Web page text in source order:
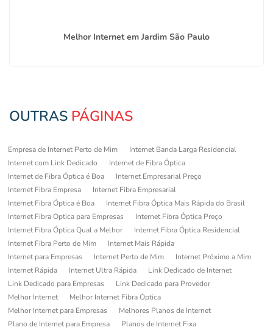
Melhor Internet em Jardim São Paulo
OUTRAS PÁGINAS
Empresa de Internet Perto de Mim
Internet Banda Larga Residencial
Internet com Link Dedicado
Internet de Fibra Óptica
Internet de Fibra Óptica é Boa
Internet Empresarial Preço
Internet Fibra Empresa
Internet Fibra Empresarial
Internet Fibra Óptica é Boa
Internet Fibra Óptica Mais Rápida do Brasil
Internet Fibra Optica para Empresas
Internet Fibra Óptica Preço
Internet Fibra Óptica Qual a Melhor
Internet Fibra Óptica Residencial
Internet Fibra Perto de Mim
Internet Mais Rápida
Internet para Empresas
Internet Perto de Mim
Internet Próximo a Mim
Internet Rápida
Internet Ultra Rápida
Link Dedicado de Internet
Link Dedicado para Empresas
Link Dedicado para Provedor
Melhor Internet
Melhor Internet Fibra Óptica
Melhor Internet para Empresas
Melhores Planos de Internet
Plano de Internet para Empresa
Planos de Internet Fixa